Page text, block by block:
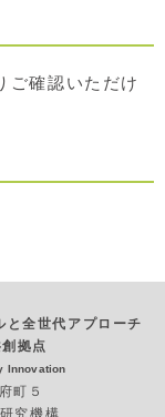
ご確認いただけ
と全世代アプローチ
拠点
Innovation
町５
究機構